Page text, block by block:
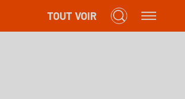
TOUT VOIR